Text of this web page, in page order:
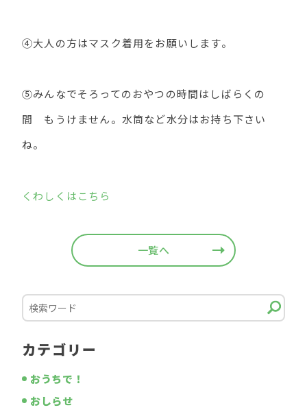
④大人の方はマスク着用をお願いします。
⑤みんなでそろってのおやつの時間はしばらくの
間 もうけません。水筒など水分はお持ち下さい
ね。
くわしくはこちら
一覧へ
カテゴリー
おうちで！
おしらせ